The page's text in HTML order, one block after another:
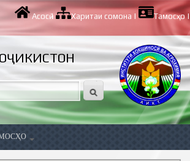
Асосӣ| Харитаи сомона | Тамосҳо|